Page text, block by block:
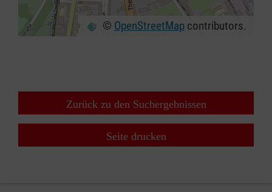
© OpenStreetMap contributors.
Zurück zu den Suchergebnissen
Seite drucken